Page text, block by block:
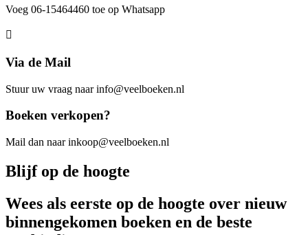
Voeg 06-15464460 toe op Whatsapp
Via de Mail
Stuur uw vraag naar info@veelboeken.nl
Boeken verkopen?
Mail dan naar inkoop@veelboeken.nl
Blijf op de hoogte
Wees als eerste op de hoogte over nieuw
binnengekomen boeken en de beste